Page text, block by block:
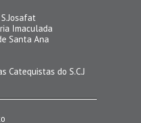
Imaculada
Santa Ana
Catequistas do S.C.J